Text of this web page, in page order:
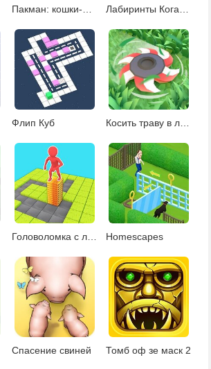
Флип Куб Косить траву в лабиринте
Головоломка с лабиринтом Homescapes
Спасение свиней Томб оф зе маск 2